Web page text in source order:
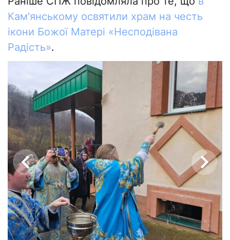
Кам'янському освятили храм на честь
ікони Божої Матері «Несподівана
Радість».